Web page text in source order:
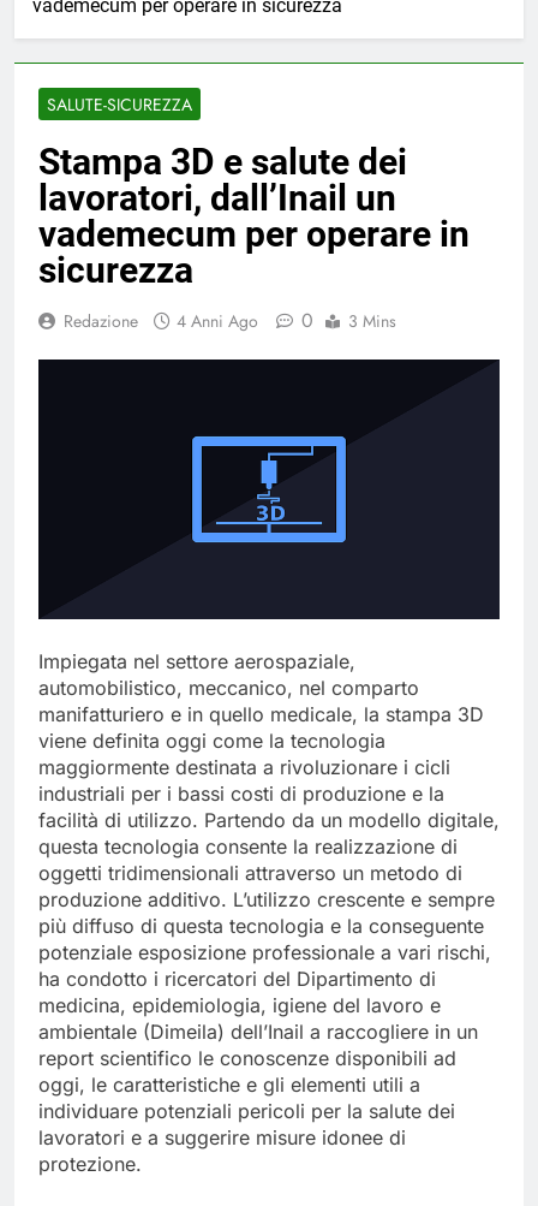
vademecum per operare in sicurezza
SALUTE-SICUREZZA
Stampa 3D e salute dei
lavoratori, dall’Inail un
vademecum per operare in
sicurezza
Redazione 4 Anni Ago 0 3 Mins
Impiegata nel settore aerospaziale,
automobilistico, meccanico, nel comparto
manifatturiero e in quello medicale, la stampa 3D
viene definita oggi come la tecnologia
maggiormente destinata a rivoluzionare i cicli
industriali per i bassi costi di produzione e la
facilità di utilizzo. Partendo da un modello digitale,
questa tecnologia consente la realizzazione di
oggetti tridimensionali attraverso un metodo di
produzione additivo. L’utilizzo crescente e sempre
più diffuso di questa tecnologia e la conseguente
potenziale esposizione professionale a vari rischi,
ha condotto i ricercatori del Dipartimento di
medicina, epidemiologia, igiene del lavoro e
ambientale (Dimeila) dell’Inail a raccogliere in un
report scientifico le conoscenze disponibili ad
oggi, le caratteristiche e gli elementi utili a
individuare potenziali pericoli per la salute dei
lavoratori e a suggerire misure idonee di
protezione.